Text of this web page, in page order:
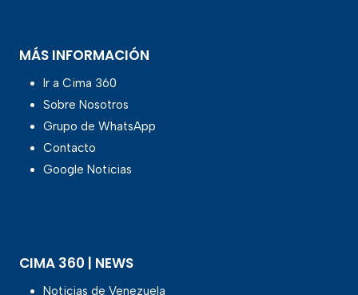
MÁS INFORMACIÓN
Ir a Cima 360
Sobre Nosotros
Grupo de WhatsApp
Contacto
Google Noticias
CIMA 360 | NEWS
Noticias de Venezuela